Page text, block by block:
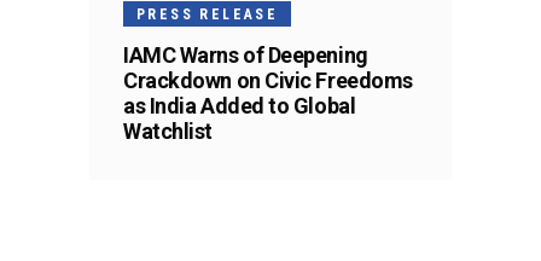
PRESS RELEASE
IAMC Warns of Deepening
Crackdown on Civic Freedoms
as India Added to Global
Watchlist